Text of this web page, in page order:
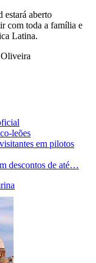
estará aberto
com toda a família e
Latina.
leões
em pilotos
descontos de até…